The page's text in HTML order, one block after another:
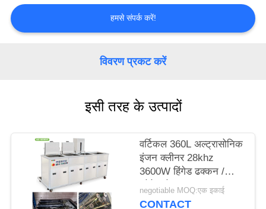
करें
की
हमसे संपर्क करें!
विवरण प्रकट करें
इसी तरह के उत्पादों
वर्टिकल 360L अल्ट्रासोनिक
इंजन क्लीनर 28khz
3600W हिंगेड ढक्कन /
ड्रेनेज के साथ
negotiable MOQ:एक इकाई
CONTACT